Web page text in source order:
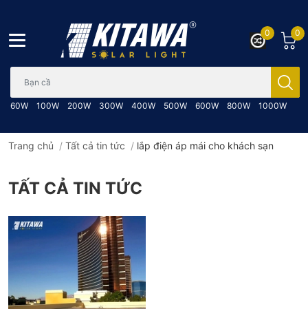
60W 100W 200W 300W 400W 500W 600W 800W 1000W
0
0
Trang chủ / Tất cả tin tức / lắp điện áp mái cho khách sạn
TẤT CẢ TIN TỨC